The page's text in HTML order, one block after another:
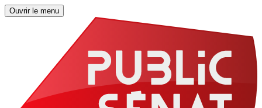
Ouvrir le menu